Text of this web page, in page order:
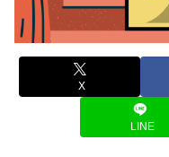
X
LINE